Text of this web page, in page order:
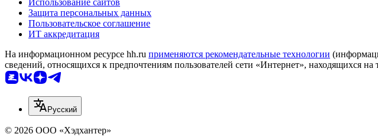
Защита персональных данных
Пользовательское соглашение
ИТ аккредитация
На информационном ресурсе hh.ru применяются рекомендательные технологии
сведений, относящихся к предпочтениям пользователей сети «Интернет», находящихся
Русский
© 2026 ООО «Хэдхантер»